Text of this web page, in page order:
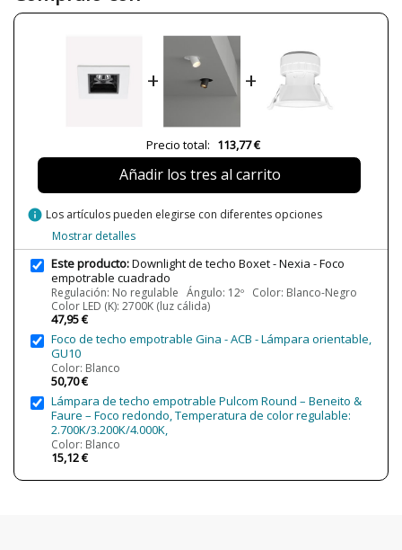
Ancho (cm)
5 cm
4.5 cm
230V
Casquillo
LED
210 lm
Potencia en Vatios
Temperatura de Color
3000K (luz cálida-neutra)
4000K (luz neutra-fría)
Vida Útil Aproximada LED
65000 h
CRI (LED)
90
Bombilla Incluida?
Sí
Protección IP
Clase
Clase II
Regulación
No regulable
Ángulo de luz
+ +
Precio total: 113,77 €
Añadir los tres al carrito
info Los artículos pueden elegirse con diferentes opciones
Mostrar detalles
Este producto:Downlight de techo Boxet - Nexia - Foco
empotrable cuadrado
Regulación: No regulable Ángulo: 12º Color: Blanco-Negro
Color LED (K): 2700K (luz cálida)
47,95 €
Foco de techo empotrable Gina - ACB - Lámpara orientable,
GU10
Color: Blanco
50,70 €
Lámpara de techo empotrable Pulcom Round – Beneito &
Faure – Foco redondo, Temperatura de color regulable:
2.700K/3.200K/4.000K,
Color: Blanco
15,12 €